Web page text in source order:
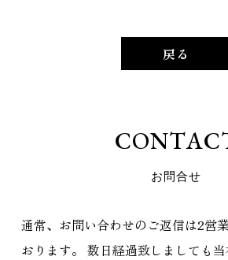
戻る
CONTAC
お問合せ
通常、お問い合わせのご返信は2営
おります。 数日経過致しましても